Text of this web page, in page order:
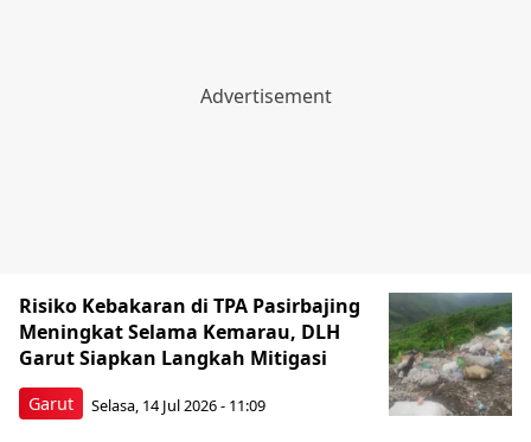
Garut
Risiko Kebakaran di TPA Pasirbajing
Meningkat Selama Kemarau, DLH
Garut Siapkan Langkah Mitigasi
Selasa, 14 Jul 2026 - 11:09